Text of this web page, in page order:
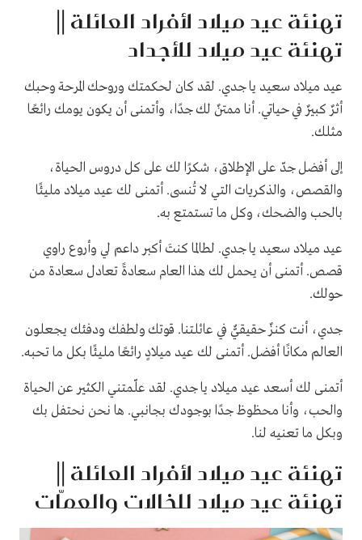
تهنئة عيد ميلاد لأفراد العائلة ||
تهنئة عيد ميلاد للأجداد
عيد ميلاد سعيد يا جدي. ​​لقد كان لحكمتك وروحك المرحة وحبك
أثرٌ كبيرٌ في حياتي. أنا ممتنٌ لك جدًا، وأتمنى أن يكون يومك رائعًا
مثلك.
إلى أفضل جدّ على الإطلاق، شكرًا لك على كل دروس الحياة،
والقصص، والذكريات التي لا تُنسى. أتمنى لك عيد ميلاد مليئًا
بالحب والضحك، وكل ما تستمتع به.
عيد ميلاد سعيد يا جدي. ​​لطالما كنتَ أكبر داعم لي وأروع راوي
قصص. أتمنى أن يحمل لك هذا العام سعادةً تعادل سعادة من
حولك.
جدي، أنت كنزٌ حقيقيٌّ في عائلتنا. قوتك ولطفك ودفئك يجعلون
العالم مكانًا أفضل. أتمنى لك عيد ميلادٍ رائعًا مليئًا بكل ما تحبه.
أتمنى لك أسعد عيد ميلاد يا جدي. ​​لقد علّمتني الكثير عن الحياة
والحب، وأنا محظوظ جدًا بوجودك بجانبي. ها نحن نحتفل بك
وبكل ما تعنيه لنا.
تهنئة عيد ميلاد لأفراد العائلة ||
تهنئة عيد ميلاد للخالات والعمّات